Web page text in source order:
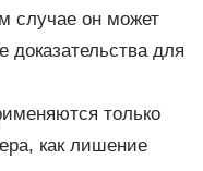
случае он может
доказательства для
только
как лишение